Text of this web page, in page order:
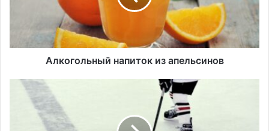
н
Алкогольный напиток из апельсинов